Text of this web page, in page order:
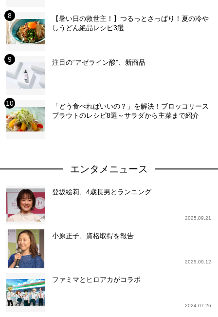
【暑い日の救世主！】つるっとさっぱり！夏の冷や
しうどん絶品レシピ3選
注目の“アゼライン酸”、新商品
「どう食べればいいの？」を解決！ブロッコリース
プラウトのレシピ8選～サラダから主菜まで紹介
エンタメニュース
登坂絵莉、4歳長男とランニング
2025.09.21
小原正子、資格取得を報告
2025.09.12
ファミマとヒロアカがコラボ
2024.07.26